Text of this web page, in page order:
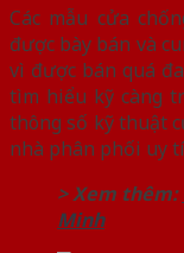
Các mẫu cửa
được bày bán và
vì được bán quá
tìm hiểu kỹ càng
thông số kỹ thuật
nhà phân phối uy
> Xem thêm:
Minh